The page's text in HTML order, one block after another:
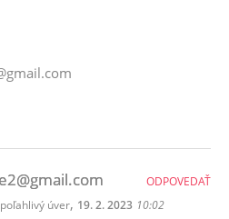
úver, 19. 2. 2023 10:02
ODPOVEDAŤ